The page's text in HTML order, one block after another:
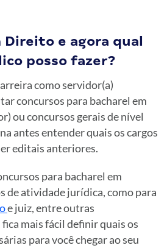
e agora qual
posso fazer?
como servidor(a)
concursos para bacharel em
ou concursos gerais de nível
antes entender quais os cargos
editais anteriores.
para bacharel em
de atividade jurídica, como para
e juiz, entre outras
mais fácil definir quais os
para você chegar ao seu